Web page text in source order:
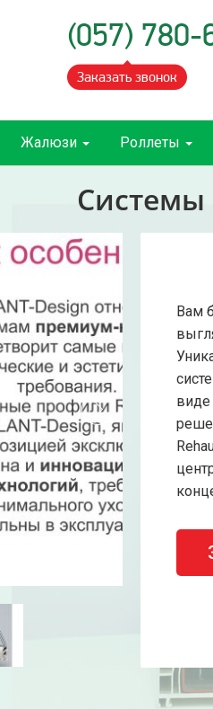
(057) 780-
Заказать звонок
Жалюзи Роллеты
Системы
Вам
виде